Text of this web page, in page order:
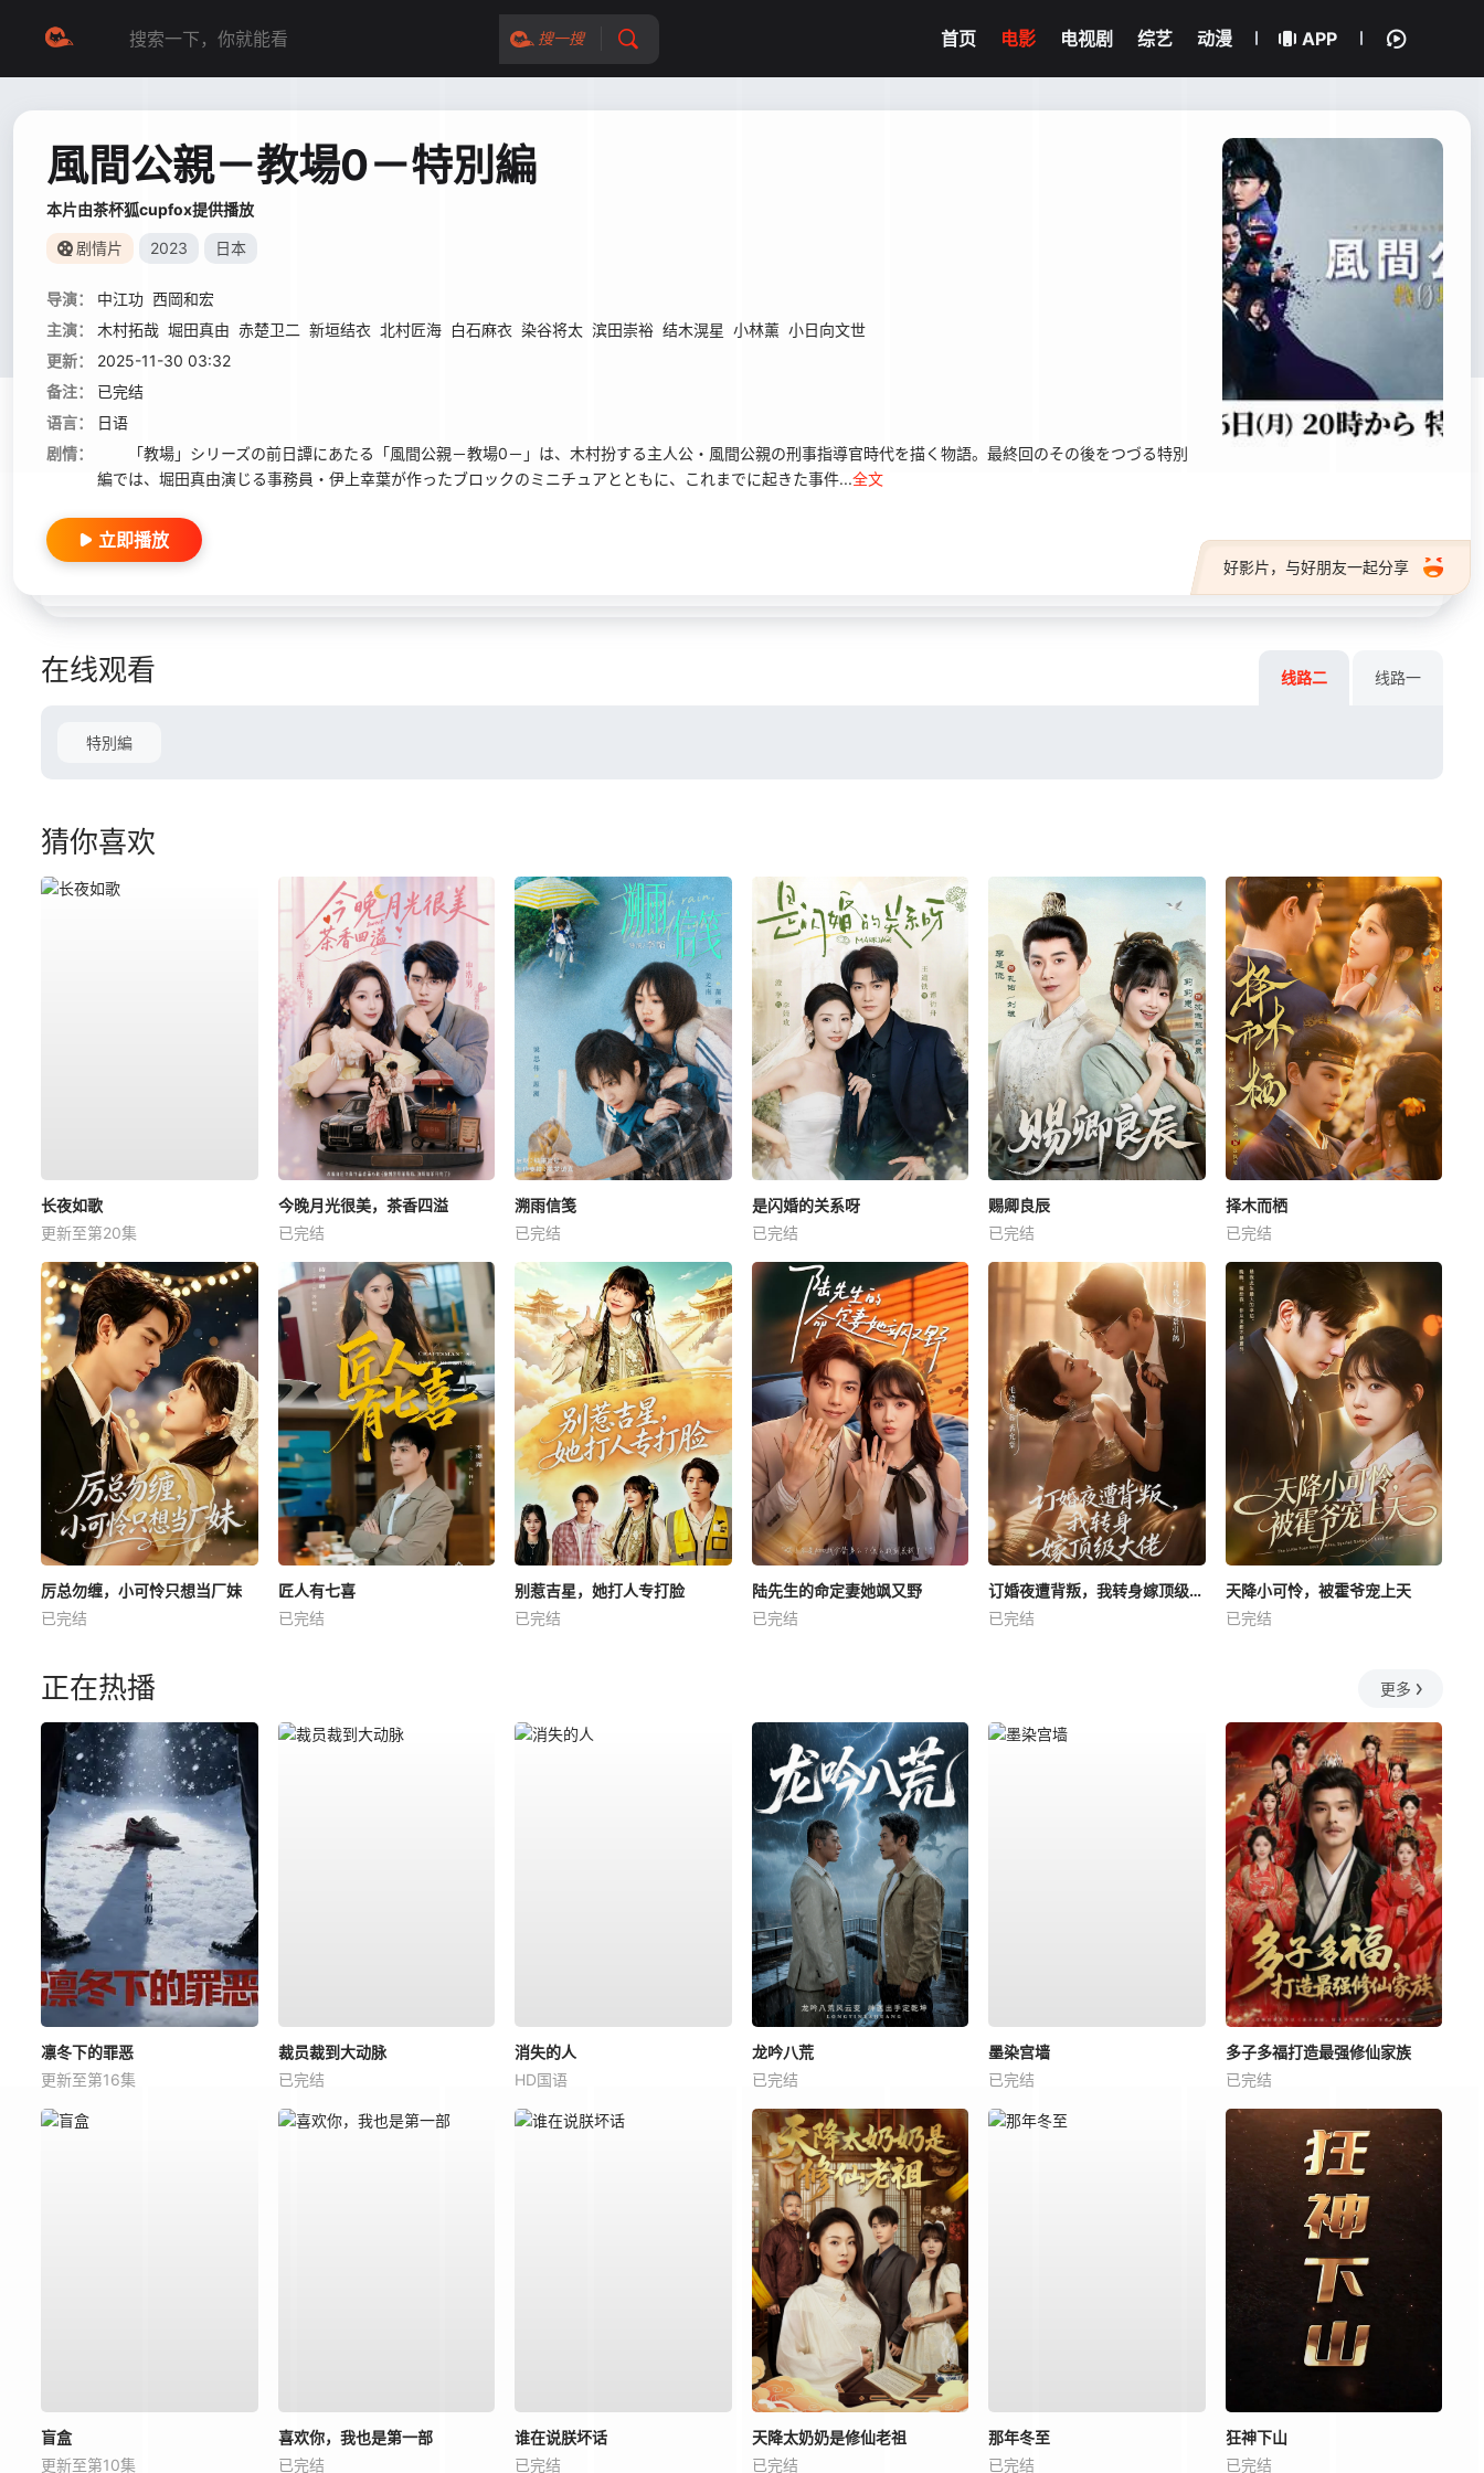
搜一搜 首页 电影 电视剧 综艺 动漫 APP
風間公親－教場0－特別編
本片由茶杯狐cupfox提供播放
剧情片 2023 日本
导演： 中江功 西岡和宏
主演：
木村拓哉 堀田真由 赤楚卫二 新垣结衣 北村匠海 白石麻衣 染谷将太 滨田崇裕 结木滉星 小林薰 小日向文世
更新：
2025-11-30 03:32
备注：
已完结
语言：
日语
剧情：
「教場」シリーズの前日譚にあたる「風間公親－教場0－」は、木村扮する主人公・風間公親の刑事指導官時代を描く物語。最終回のその後をつづる特別
編では、堀田真由演じる事務員・伊上幸葉が作ったブロックのミニチュアとともに、これまでに起きた事件...全文
好影片，与好朋友一起分享
立即播放
在线观看 线路二 线路一
特別編
猜你喜欢
长夜如歌
更新至第20集
今晚月光很美，茶香四溢
已完结
溯雨信笺
已完结
是闪婚的关系呀
已完结
赐卿良辰
已完结
择木而栖
已完结
厉总勿缠，小可怜只想当厂妹
已完结
匠人有七喜
已完结
别惹吉星，她打人专打脸
已完结
陆先生的命定妻她飒又野
已完结
订婚夜遭背叛，我转身嫁顶级大佬
已完结
天降小可怜，被霍爷宠上天
已完结
正在热播 更多
凛冬下的罪恶
更新至第16集
裁员裁到大动脉
已完结
消失的人
HD国语
龙吟八荒
已完结
墨染宫墙
已完结
多子多福打造最强修仙家族
已完结
盲盒
更新至第10集
喜欢你，我也是第一部
已完结
谁在说朕坏话
已完结
天降太奶奶是修仙老祖
已完结
那年冬至
已完结
狂神下山
已完结